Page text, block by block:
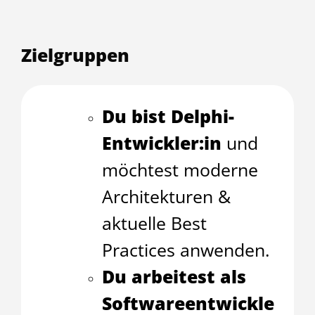
Zielgruppen
Du bist Delphi-
Entwickler:in und
möchtest moderne
Architekturen &
aktuelle Best
Practices anwenden.
Du arbeitest als
Softwareentwickle